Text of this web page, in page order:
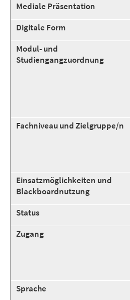
Mediale Präsentation
Digitale Form
Modul- und
Studiengangzuordnung
Fachniveau und Zielgruppe/n
Einsatzmöglichkeiten und
Blackboardnutzung
Status
Zugang
Sprache